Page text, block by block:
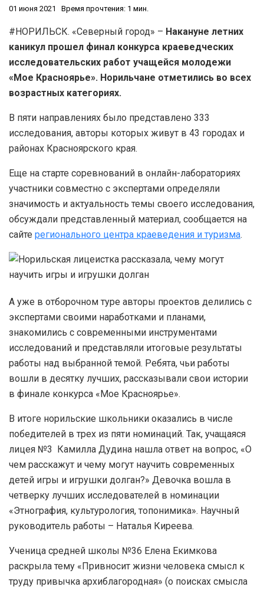
01 июня 2021 Время прочтения: 1 мин.
#НОРИЛЬСК. «Северный город» – Накануне летних
каникул прошел финал конкурса краеведческих
исследовательских работ учащейся молодежи
«Мое Красноярье». Норильчане отметились во всех
возрастных категориях.
В пяти направлениях было представлено 333
исследования, авторы которых живут в 43 городах и
районах Красноярского края.
Еще на старте соревнований в онлайн-лабораториях
участники совместно с экспертами определяли
значимость и актуальность темы своего исследования,
обсуждали представленный материал, сообщается на
сайте регионального центра краеведения и туризма.
А уже в отборочном туре авторы проектов делились с
экспертами своими наработками и планами,
знакомились с современными инструментами
исследований и представляли итоговые результаты
работы над выбранной темой. Ребята, чьи работы
вошли в десятку лучших, рассказывали свои истории
в финале конкурса «Мое Красноярье».
В итоге норильские школьники оказались в числе
победителей в трех из пяти номинаций. Так, учащаяся
лицея №3 Камилла Дудина нашла ответ на вопрос, «О
чем расскажут и чему могут научить современных
детей игры и игрушки долган?» Девочка вошла в
четверку лучших исследователей в номинации
«Этнография, культурология, топонимика». Научный
руководитель работы – Наталья Киреева.
Ученица средней школы №36 Елена Екимкова
раскрыла тему «Привносит жизни человека смысл к
труду привычка архиблагородная» (о поисках смысла